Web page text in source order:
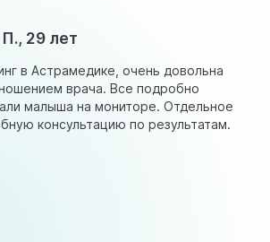
29 лет
в Астрамедике, очень довольна
врача. Все подробно
малыша на мониторе. Отдельное
консультацию по результатам.